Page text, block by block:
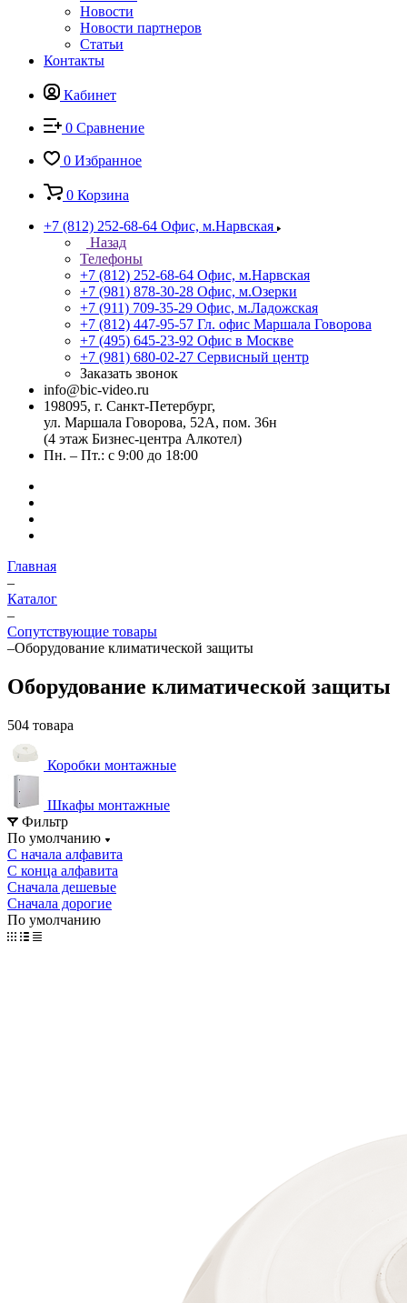
Новости
Новости партнеров
Статьи
Контакты
Кабинет
0 Сравнение
0 Избранное
0 Корзина
+7 (812) 252-68-64 Офис, м.Нарвская
Назад
Телефоны
+7 (812) 252-68-64 Офис, м.Нарвская
+7 (981) 878-30-28 Офис, м.Озерки
+7 (911) 709-35-29 Офис, м.Ладожская
+7 (812) 447-95-57 Гл. офис Маршала Говорова
+7 (495) 645-23-92 Офис в Москве
+7 (981) 680-02-27 Сервисный центр
Заказать звонок
info@bic-video.ru
198095, г. Санкт-Петербург,
ул. Маршала Говорова, 52А, пом. 36н
(4 этаж Бизнес-центра Алкотел)
Пн. – Пт.: с 9:00 до 18:00
Главная
–
Каталог
–
Сопутствующие товары
–Оборудование климатической защиты
Оборудование климатической защиты
504 товара
Коробки монтажные
Шкафы монтажные
Фильтр
По умолчанию
С начала алфавита
С конца алфавита
Сначала дешевые
Сначала дорогие
По умолчанию